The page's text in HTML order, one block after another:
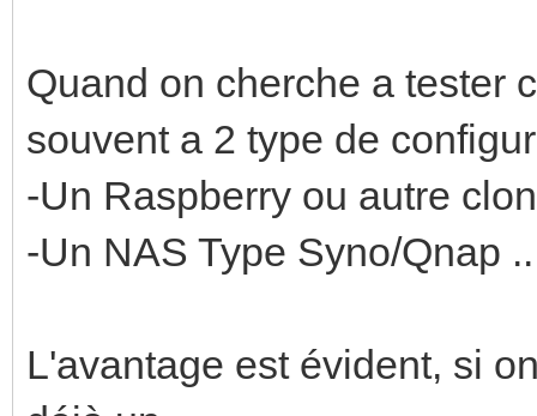
Quand on cherche a tester
souvent a 2 type de
-Un Raspberry ou autre
-Un NAS Type Syno/Qnap
L'avantage est évident, si